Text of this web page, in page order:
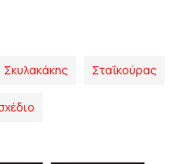
Σκυλακάκης Σταΐκούρας